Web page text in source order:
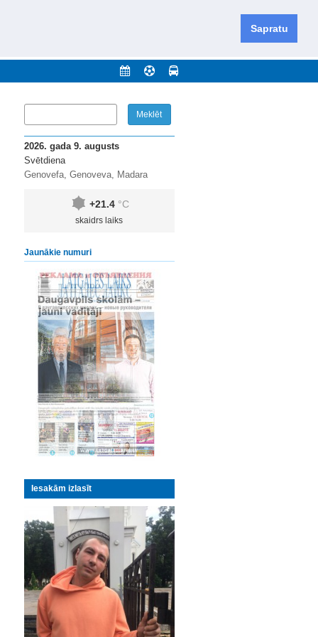
Sapratu
novadu un apkārtējos novadus un pilsētas.
2026. gada 9. augusts
Svētdiena
Genovefa, Genoveva, Madara
+21.4 °C
skaidrs laiks
Jaunākie numuri
Iesakām izlasīt